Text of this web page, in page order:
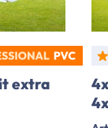
extra